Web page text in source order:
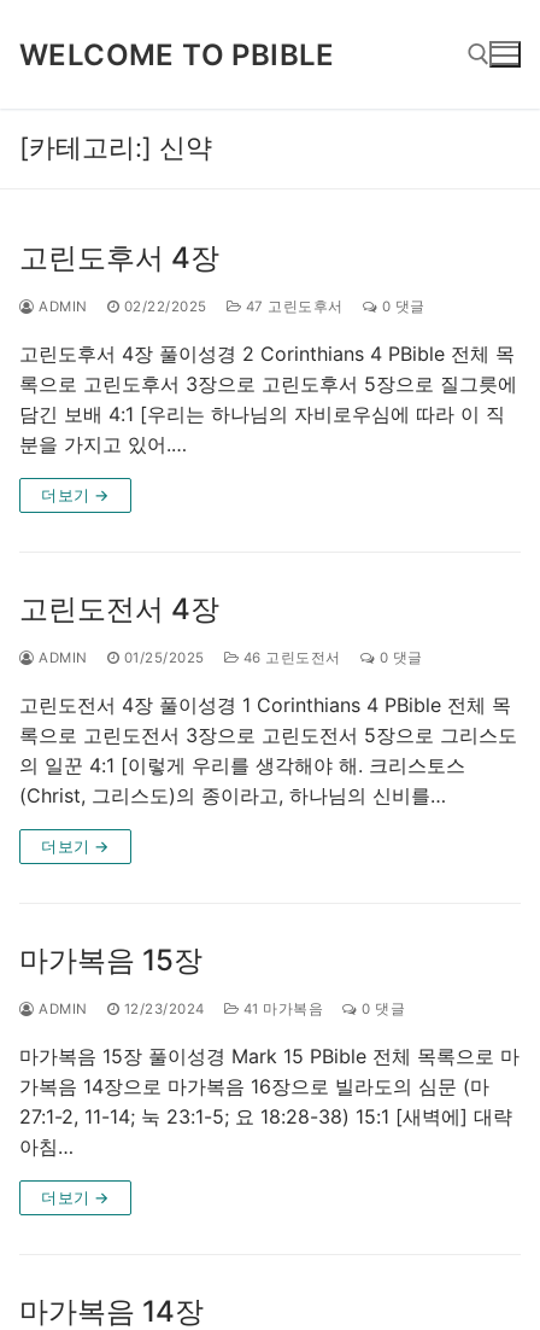
WELCOME TO PBIBLE
[카테고리:] 신약
고린도후서 4장
ADMIN 02/22/2025 47 고린도후서 0 댓글
고린도후서 4장 풀이성경 2 Corinthians 4 PBible 전체 목
록으로 고린도후서 3장으로 고린도후서 5장으로 질그릇에
담긴 보배 4:1 [우리는 하나님의 자비로우심에 따라 이 직
분을 가지고 있어.…
더보기 →
고린도전서 4장
ADMIN 01/25/2025 46 고린도전서 0 댓글
고린도전서 4장 풀이성경 1 Corinthians 4 PBible 전체 목
록으로 고린도전서 3장으로 고린도전서 5장으로 그리스도
의 일꾼 4:1 [이렇게 우리를 생각해야 해. 크리스토스
(Christ, 그리스도)의 종이라고, 하나님의 신비를…
더보기 →
마가복음 15장
ADMIN 12/23/2024 41 마가복음 0 댓글
마가복음 15장 풀이성경 Mark 15 PBible 전체 목록으로 마
가복음 14장으로 마가복음 16장으로 빌라도의 심문 (마
27:1-2, 11-14; 눅 23:1-5; 요 18:28-38) 15:1 [새벽에] 대략
아침…
더보기 →
마가복음 14장